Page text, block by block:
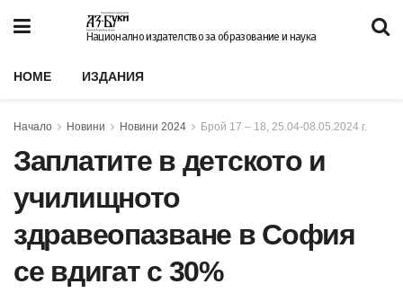
Национално издателство за образование и наука
HOME ИЗДАНИЯ
Начало Новини Новини 2024 Брой 17 – 18, 25.04-08.05.2024 г.
Заплатите в детското и
училищното
здравеопазване в София
се вдигат с 30%